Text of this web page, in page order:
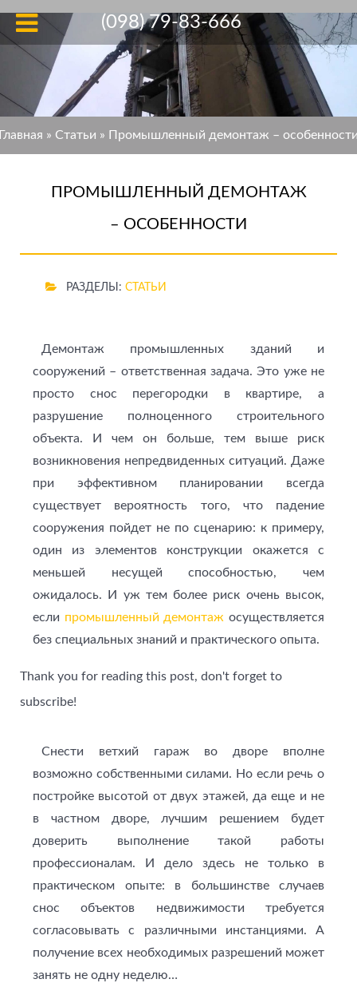
» Статьи » Промышленный демонтаж –
ПРОМЫШЛЕННЫЙ ДЕМОНТАЖ
– ОСОБЕННОСТИ
РАЗДЕЛЫ: СТАТЬИ
Демонтаж промышленных зданий и
сооружений – ответственная задача. Это уже не
просто снос перегородки в квартире, а
разрушение полноценного строительного
объекта. И чем он больше, тем выше риск
возникновения непредвиденных ситуаций. Даже
при эффективном планировании всегда
существует вероятность того, что падение
сооружения пойдет не по сценарию: к примеру,
один из элементов конструкции окажется с
меньшей несущей способностью, чем
ожидалось. И уж тем более риск очень высок,
если промышленный демонтаж осуществляется
без специальных знаний и практического опыта.
Thank you for reading this post, don't forget to
subscribe!
Снести ветхий гараж во дворе вполне
возможно собственными силами. Но если речь о
постройке высотой от двух этажей, да еще и не
в частном дворе, лучшим решением будет
доверить выполнение такой работы
профессионалам. И дело здесь не только в
практическом опыте: в большинстве случаев
снос объектов недвижимости требуется
согласовывать с различными инстанциями. А
получение всех необходимых разрешений может
занять не одну неделю…
(098) 79-83-666